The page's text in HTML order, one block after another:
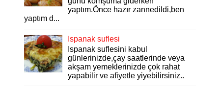
yaptım.Önce hazır zannedildi,ben
yaptım d...
Ispanak suflesi
Ispanak suflesini kabul
günlerinizde,çay saatlerinde veya
akşam yemeklerinizde çok rahat
yapabilir ve afiyetle yiyebilirsiniz..